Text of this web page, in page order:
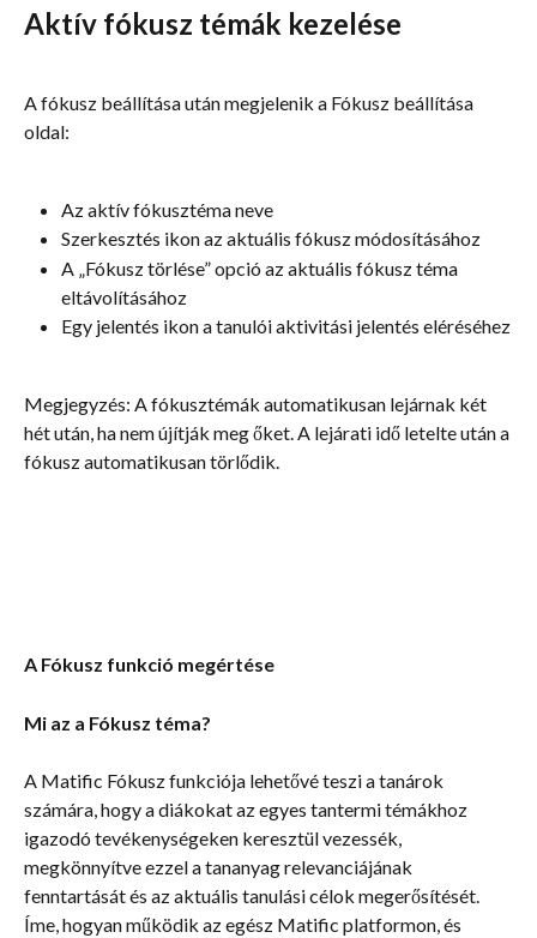
Aktív fókusz témák kezelése
A fókusz beállítása után megjelenik a Fókusz beállítása
oldal:
Az aktív fókusztéma neve
Szerkesztés ikon az aktuális fókusz módosításához
A „Fókusz törlése” opció az aktuális fókusz téma
eltávolításához
Egy jelentés ikon a tanulói aktivitási jelentés eléréséhez
Megjegyzés: A fókusztémák automatikusan lejárnak két
hét után, ha nem újítják meg őket. A lejárati idő letelte után a
fókusz automatikusan törlődik.
A Fókusz funkció megértése
Mi az a Fókusz téma?
A Matific Fókusz funkciója lehetővé teszi a tanárok
számára, hogy a diákokat az egyes tantermi témákhoz
igazodó tevékenységeken keresztül vezessék,
megkönnyítve ezzel a tananyag relevanciájának
fenntartását és az aktuális tanulási célok megerősítését.
Íme, hogyan működik az egész Matific platformon, és